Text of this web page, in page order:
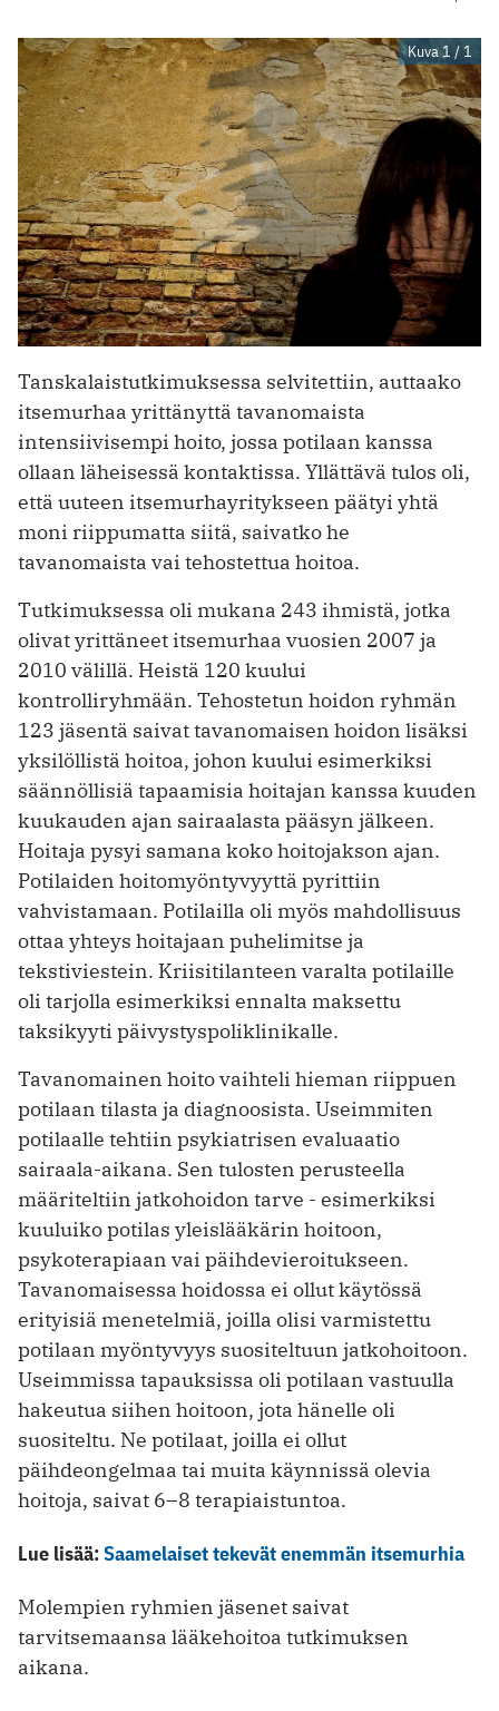
Kuva 1 / 1
Tanskalaistutkimuksessa selvitettiin, auttaako
itsemurhaa yrittänyttä tavanomaista
intensiivisempi hoito, jossa potilaan kanssa
ollaan läheisessä kontaktissa. Yllättävä tulos oli,
että uuteen itsemurhayritykseen päätyi yhtä
moni riippumatta siitä, saivatko he
tavanomaista vai tehostettua hoitoa.
Tutkimuksessa oli mukana 243 ihmistä, jotka
olivat yrittäneet itsemurhaa vuosien 2007 ja
2010 välillä. Heistä 120 kuului
kontrolliryhmään. Tehostetun hoidon ryhmän
123 jäsentä saivat tavanomaisen hoidon lisäksi
yksilöllistä hoitoa, johon kuului esimerkiksi
säännöllisiä tapaamisia hoitajan kanssa kuuden
kuukauden ajan sairaalasta pääsyn jälkeen.
Hoitaja pysyi samana koko hoitojakson ajan.
Potilaiden hoitomyöntyvyyttä pyrittiin
vahvistamaan. Potilailla oli myös mahdollisuus
ottaa yhteys hoitajaan puhelimitse ja
tekstiviestein. Kriisitilanteen varalta potilaille
oli tarjolla esimerkiksi ennalta maksettu
taksikyyti päivystyspoliklinikalle.
Tavanomainen hoito vaihteli hieman riippuen
potilaan tilasta ja diagnoosista. Useimmiten
potilaalle tehtiin psykiatrisen evaluaatio
sairaala-aikana. Sen tulosten perusteella
määriteltiin jatkohoidon tarve - esimerkiksi
kuuluiko potilas yleislääkärin hoitoon,
psykoterapiaan vai päihdevieroitukseen.
Tavanomaisessa hoidossa ei ollut käytössä
erityisiä menetelmiä, joilla olisi varmistettu
potilaan myöntyvyys suositeltuun jatkohoitoon.
Useimmissa tapauksissa oli potilaan vastuulla
hakeutua siihen hoitoon, jota hänelle oli
suositeltu. Ne potilaat, joilla ei ollut
päihdeongelmaa tai muita käynnissä olevia
hoitoja, saivat 6–8 terapiaistuntoa.
Lue lisää:Saamelaiset tekevät enemmän itsemurhia
Molempien ryhmien jäsenet saivat
tarvitsemaansa lääkehoitoa tutkimuksen
aikana.